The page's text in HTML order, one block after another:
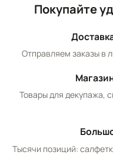
Покупайте
Отправляем заказы в
Товары для декупажа,
Тысячи позиций: